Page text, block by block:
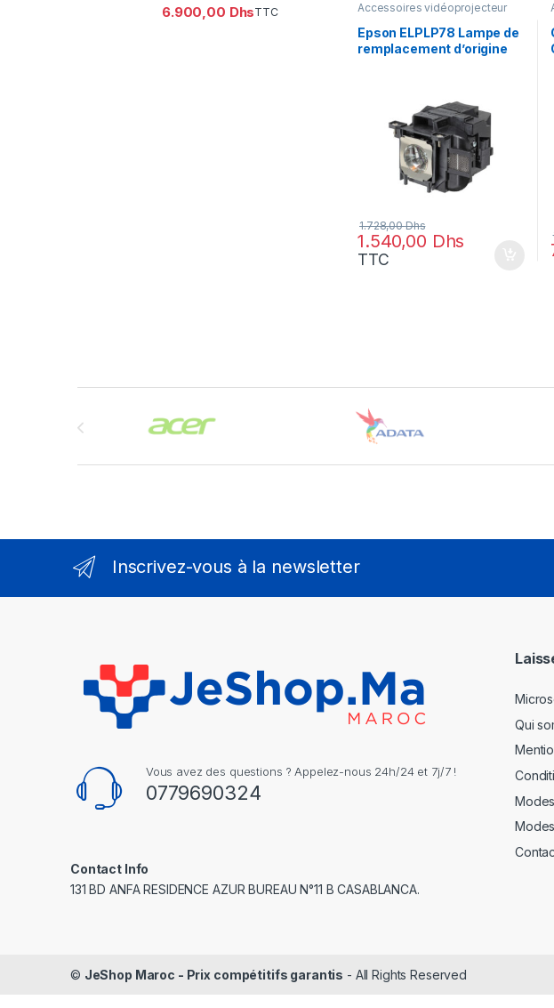
Accessoires vidéoprojecteur
Epson ELPLP78 Lampe de
remplacement d’origine
1.540,00 Dhs
1.728,00Dhs
TTC
6.900,00 DhsTTC
Inscrivez-vous à la newsletter
Vous avez des questions ? Appelez-nous 24h/24 et 7j/7 !
0779690324
Contact Info
131 BD ANFA RESIDENCE AZUR BUREAU N°11 B CASABLANCA.
Qui
© JeShop Maroc - Prix compétitifs garantis - All Rights Reserved